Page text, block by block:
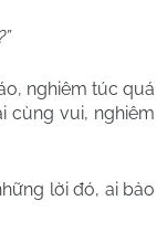
nghiêm túc quá
cùng vui, nghiêm
lời đó, ai bảo